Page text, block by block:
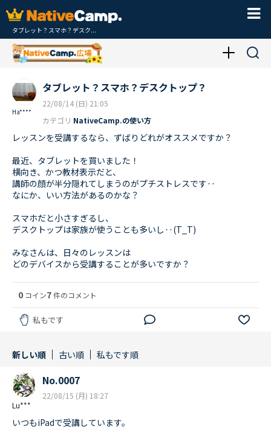
タブレット？スマホ？デスク...
Ha****
タブレット？スマホ？デスクトップ？
22/08/14 (日) 21:05
カテゴリ NativeCamp.の使い方
レッスンを受講するなら、ずばりどれがオススメですか？
最近、タブレットを買いました！
横向き、かつ教材表示だと、
講師の顔が半分隠れてしまうのがプチストレスです‥
なにか、いい方法があるのかな？
スマホだと小さすぎるし、
デスクトップは家族が使うことも多いし‥(T_T)
みなさんは、日々のレッスンは
どのデバイスから受講することが多いですか？
0 コイン7件のコメント
私もです
新しい順 古い順 私もです順
Lu***
No.0007
22/08/15 (月) 18:27
いつもiPadで受講しています。